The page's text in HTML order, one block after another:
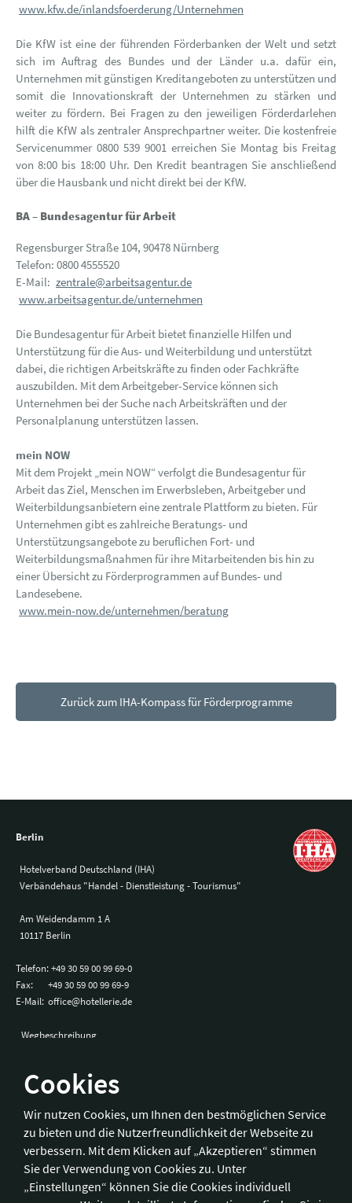
Cookies
Wir nutzen Cookies, um Ihnen den bestmöglichen Service
zu bieten und die Nutzerfreundlichkeit der Webseite zu
verbessern. Mit dem Klicken auf „Akzeptieren“ stimmen
Sie der Verwendung von Cookies zu. Unter
„Einstellungen“ können Sie die Cookies individuell
www.kfw.de/inlandsfoerderung/Unternehmen
Die KfW ist eine der führenden Förderbanken der Welt und setzt
sich im Auftrag des Bundes und der Länder u.a. dafür ein,
Unternehmen mit günstigen Kreditangeboten zu unterstützen und
somit die Innovationskraft der Unternehmen zu stärken und
weiter zu fördern. Bei Fragen zu den jeweiligen Förderdarlehen
hilft die KfW als zentraler Ansprechpartner weiter. Die kostenfreie
Servicenummer 0800 539 9001 erreichen Sie Montag bis Freitag
von 8:00 bis 18:00 Uhr. Den Kredit beantragen Sie anschließend
über die Hausbank und nicht direkt bei der KfW.
BA – Bundesagentur für Arbeit
Regensburger Straße 104, 90478 Nürnberg
Telefon: 0800 4555520
E-Mail: zentrale@arbeitsagentur.de
www.arbeitsagentur.de/unternehmen
Die Bundesagentur für Arbeit bietet finanzielle Hilfen und
Unterstützung für die Aus- und Weiterbildung und unterstützt
dabei, die richtigen Arbeitskräfte zu finden oder Fachkräfte
auszubilden. Mit dem Arbeitgeber-Service können sich
Unternehmen bei der Suche nach Arbeitskräften und der
Personalplanung unterstützen lassen.
mein NOW
Mit dem Projekt „mein NOW“ verfolgt die Bundesagentur für
Arbeit das Ziel, Menschen im Erwerbsleben, Arbeitgeber und
Weiterbildungsanbietern eine zentrale Plattform zu bieten. Für
Unternehmen gibt es zahlreiche Beratungs- und
Unterstützungsangebote zu beruflichen Fort- und
Weiterbildungsmaßnahmen für ihre Mitarbeitenden bis hin zu
einer Übersicht zu Förderprogrammen auf Bundes- und
Landesebene.
www.mein-now.de/unternehmen/beratung
Zurück zum IHA-Kompass für Förderprogramme
Berlin
Hotelverband Deutschland (IHA)
Verbändehaus "Handel - Dienstleistung - Tourismus"
Am Weidendamm 1 A
10117 Berlin
Telefon:+49 30 59 00 99 69-0
Fax:
+49 30 59 00 99 69-9
E-Mail: office@hotellerie.de
Wegbeschreibung
Hotelverband Deutschland (IHA) / IHA-Service GmbH
Kronprinzenstraße 37
53173 Bonn